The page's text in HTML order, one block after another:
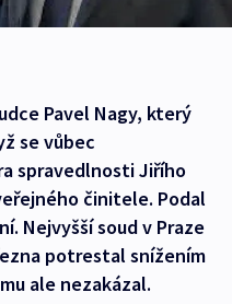
Pavel Nagy, který
se vůbec
spravedlnosti Jiřího
činitele. Podal
Nejvyšší soud v Praze
potrestal snížením
ale nezakázal.